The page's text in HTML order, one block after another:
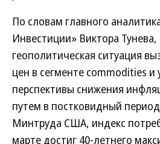
По словам главного
Инвестиции» Виктора
геополитическая ситуация
цен в сегменте commodities и
перспективы снижения
путем в постковидный
Минтруда США, индекс
марте достиг 40-летнего